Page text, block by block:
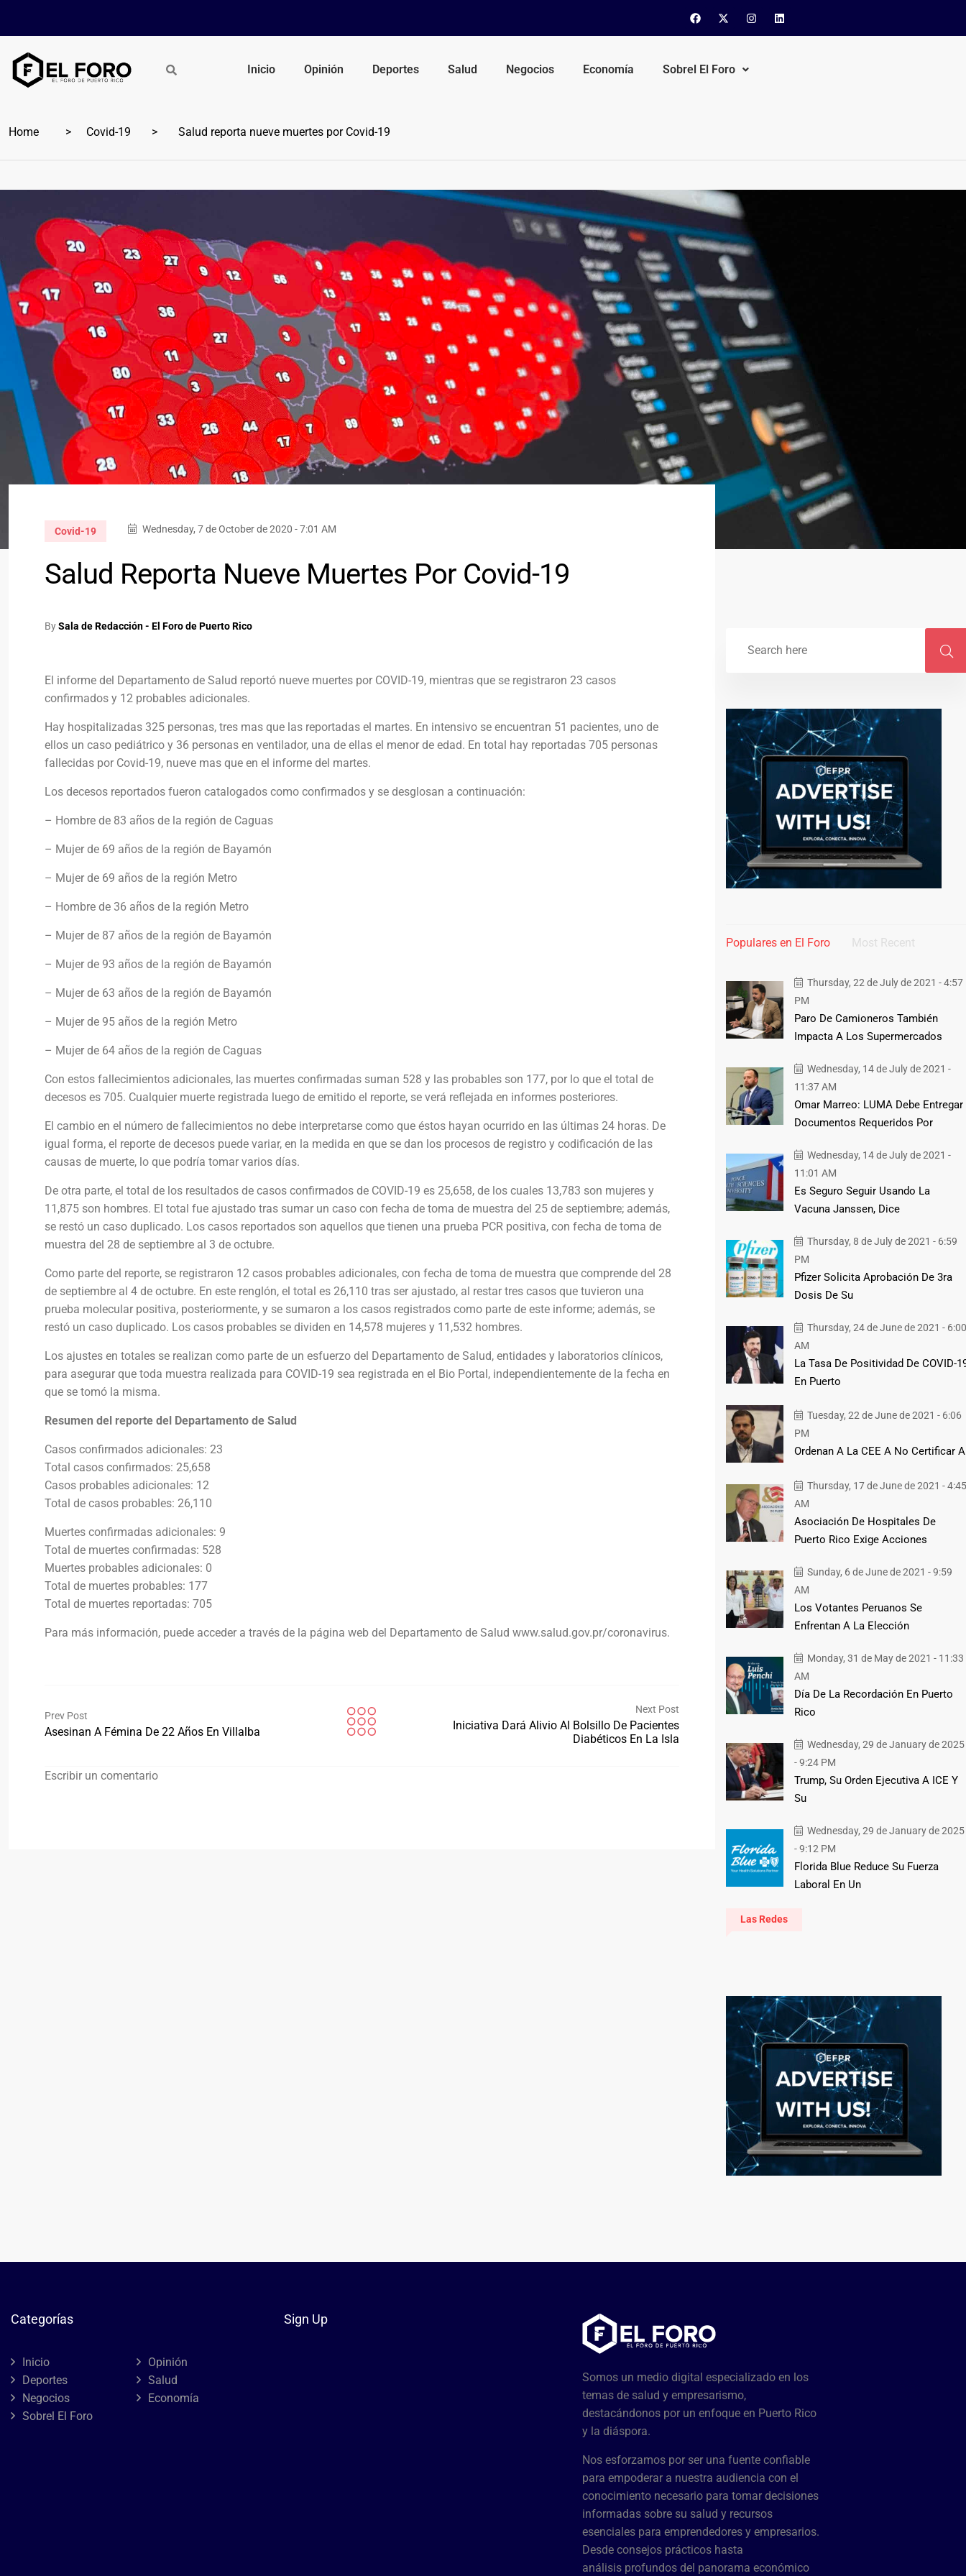
Inicio Opinión Deportes Salud Negocios Economía Sobrel El Foro
Home Covid-19 Salud reporta nueve muertes por Covid-19
Covid-19 Wednesday, 7 de October de 2020 - 7:01 AM
Salud Reporta Nueve Muertes Por Covid-19
BySala de Redacción - El Foro de Puerto Rico
El informe del Departamento de Salud reportó nueve muertes por COVID-19, mientras que se registraron 23 casos
confirmados y 12 probables adicionales.
Hay hospitalizadas 325 personas, tres mas que las reportadas el martes. En intensivo se encuentran 51 pacientes, uno de
ellos un caso pediátrico y 36 personas en ventilador, una de ellas el menor de edad. En total hay reportadas 705 personas
fallecidas por Covid-19, nueve mas que en el informe del martes.
Los decesos reportados fueron catalogados como confirmados y se desglosan a continuación:
– Hombre de 83 años de la región de Caguas
– Mujer de 69 años de la región de Bayamón
– Mujer de 69 años de la región Metro
– Hombre de 36 años de la región Metro
– Mujer de 87 años de la región de Bayamón
– Mujer de 93 años de la región de Bayamón
– Mujer de 63 años de la región de Bayamón
– Mujer de 95 años de la región Metro
– Mujer de 64 años de la región de Caguas
Con estos fallecimientos adicionales, las muertes confirmadas suman 528 y las probables son 177, por lo que el total de
decesos es 705. Cualquier muerte registrada luego de emitido el reporte, se verá reflejada en informes posteriores.
El cambio en el número de fallecimientos no debe interpretarse como que éstos hayan ocurrido en las últimas 24 horas. De
igual forma, el reporte de decesos puede variar, en la medida en que se dan los procesos de registro y codificación de las
causas de muerte, lo que podría tomar varios días.
De otra parte, el total de los resultados de casos confirmados de COVID-19 es 25,658, de los cuales 13,783 son mujeres y
11,875 son hombres. El total fue ajustado tras sumar un caso con fecha de toma de muestra del 25 de septiembre; además,
se restó un caso duplicado. Los casos reportados son aquellos que tienen una prueba PCR positiva, con fecha de toma de
muestra del 28 de septiembre al 3 de octubre.
Como parte del reporte, se registraron 12 casos probables adicionales, con fecha de toma de muestra que comprende del 28
de septiembre al 4 de octubre. En este renglón, el total es 26,110 tras ser ajustado, al restar tres casos que tuvieron una
prueba molecular positiva, posteriormente, y se sumaron a los casos registrados como parte de este informe; además, se
restó un caso duplicado. Los casos probables se dividen en 14,578 mujeres y 11,532 hombres.
Los ajustes en totales se realizan como parte de un esfuerzo del Departamento de Salud, entidades y laboratorios clínicos,
para asegurar que toda muestra realizada para COVID-19 sea registrada en el Bio Portal, independientemente de la fecha en
que se tomó la misma.
Resumen del reporte del Departamento de Salud
Casos confirmados adicionales: 23
Total casos confirmados: 25,658
Casos probables adicionales: 12
Total de casos probables: 26,110
Muertes confirmadas adicionales: 9
Total de muertes confirmadas: 528
Muertes probables adicionales: 0
Total de muertes probables: 177
Total de muertes reportadas: 705
Para más información, puede acceder a través de la página web del Departamento de Salud www.salud.gov.pr/coronavirus.
Prev Post
Asesinan A Fémina De 22 Años En Villalba
Next Post
Iniciativa Dará Alivio Al Bolsillo De Pacientes
Diabéticos En La Isla
Escribir un comentario
Populares en El Foro Most Recent
Thursday, 22 de July de 2021 - 4:57
PM
Paro De Camioneros También
Impacta A Los Supermercados
Wednesday, 14 de July de 2021 -
11:37 AM
Omar Marreo: LUMA Debe Entregar
Documentos Requeridos Por
Wednesday, 14 de July de 2021 -
11:01 AM
Es Seguro Seguir Usando La
Vacuna Janssen, Dice
Thursday, 8 de July de 2021 - 6:59
PM
Pfizer Solicita Aprobación De 3ra
Dosis De Su
Thursday, 24 de June de 2021 - 6:00
AM
La Tasa De Positividad De COVID-
En Puerto
Tuesday, 22 de June de 2021 - 6:06
PM
Ordenan A La CEE A No Certificar A
Thursday, 17 de June de 2021 - 4:45
AM
Asociación De Hospitales De
Puerto Rico Exige Acciones
Sunday, 6 de June de 2021 - 9:59
AM
Los Votantes Peruanos Se
Enfrentan A La Elección
Monday, 31 de May de 2021 - 11:33
AM
Día De La Recordación En Puerto
Rico
Wednesday, 29 de January de 2025
- 9:24 PM
Trump, Su Orden Ejecutiva A ICE Y
Su
Wednesday, 29 de January de 2025
- 9:12 PM
Florida Blue Reduce Su Fuerza
Laboral En Un
Las Redes
Categorías
Inicio
Opinión
Deportes
Salud
Negocios
Economía
Sobrel El Foro
Sign Up
Somos un medio digital especializado en los
temas de salud y empresarismo,
destacándonos por un enfoque en Puerto Rico
y la diáspora.
Nos esforzamos por ser una fuente confiable
para empoderar a nuestra audiencia con el
conocimiento necesario para tomar decisiones
informadas sobre su salud y recursos
esenciales para emprendedores y empresarios.
Desde consejos prácticos hasta
análisis profundos del panorama económico